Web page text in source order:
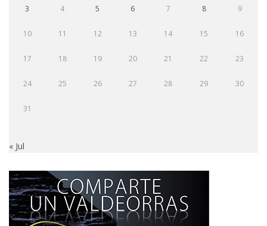
3 4 5 6 7 8 9
10 11 12 13 14 15 16
17 18 19 20 21 22 23
24 25 26 27 28 29 30
31
« Jul